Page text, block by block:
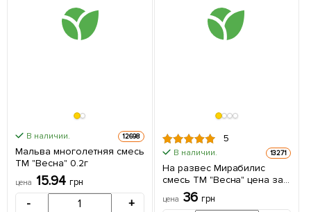
В наличии. 12698
Мальва многолетняя смесь
ТМ "Весна" 0.2г
цена 15.94 грн
- +
5
В наличии. 13271
На развес Мирабилис
смесь ТМ "Весна" цена за
цена 36 грн